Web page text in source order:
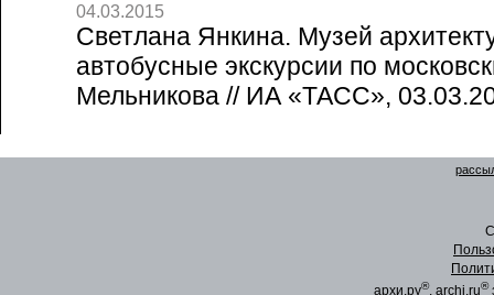
04.03.2015
Светлана Янкина. Музей
автобусные экскурсии по
Мельникова // ИА «ТАСС»,
архи.ру®, archi.ru®